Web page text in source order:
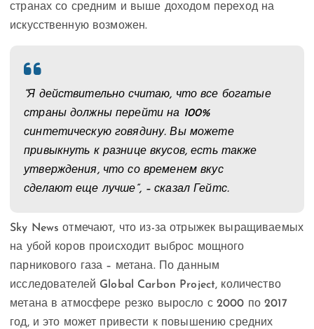
странах со средним и выше доходом переход на
искусственную возможен.
“Я действительно считаю, что все богатые
страны должны перейти на 100%
синтетическую говядину. Вы можете
привыкнуть к разнице вкусов, есть также
утверждения, что со временем вкус
сделают еще лучше”, – сказал Гейтс.
Sky News отмечают, что из-за отрыжек выращиваемых
на убой коров происходит выброс мощного
парникового газа – метана. По данным
исследователей Global Carbon Project, количество
метана в атмосфере резко выросло с 2000 по 2017
год, и это может привести к повышению средних